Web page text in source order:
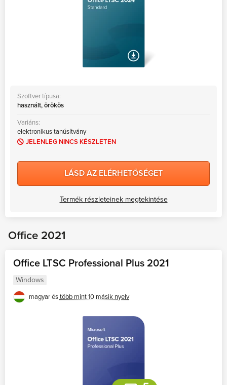
Szoftver típusa:
használt, örökös
Variáns:
elektronikus tanúsítvány
JELENLEG NINCS KÉSZLETEN
LÁSD AZ ELÉRHETŐSÉGET
Termék részleteinek megtekintése
Office 2021
Office LTSC Professional Plus 2021
Windows
magyar éstöbb mint 10 másik nyelv